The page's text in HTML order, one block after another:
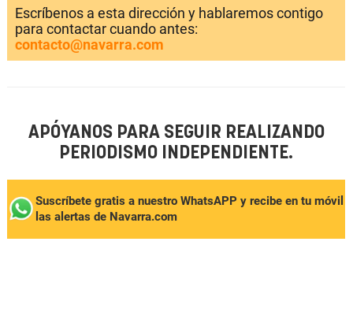
Escríbenos a esta dirección y hablaremos contigo
para contactar cuando antes:
contacto@navarra.com
APÓYANOS PARA SEGUIR REALIZANDO
PERIODISMO INDEPENDIENTE.
Suscríbete gratis a nuestro WhatsAPP y recibe en tu móvil
las alertas de Navarra.com